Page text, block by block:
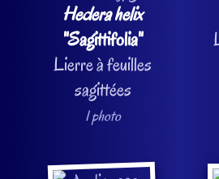
Hedera helix
"Sagittifolia"
Lierre à feuilles
sagittées
1 photo